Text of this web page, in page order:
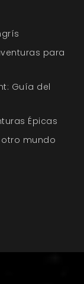
para
Guía del
Épicas
mundo